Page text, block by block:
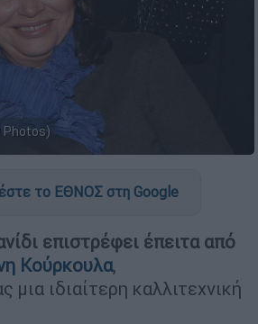
Photos)
το ΕΘΝΟΣ στη Google
επιστρέφει έπειτα από
Κούρκουλα,
ιδιαίτερη καλλιτεχνική